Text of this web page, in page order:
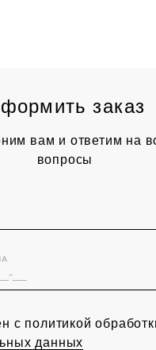
заказ
вам и ответим на
вопросы
с политикой
данных